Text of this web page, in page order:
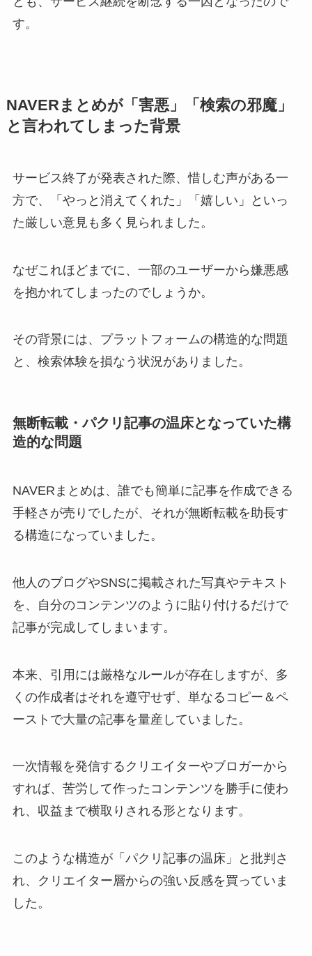
す。
NAVERまとめが「害悪」「検索の邪魔」
と言われてしまった背景
サービス終了が発表された際、惜しむ声がある一
方で、「やっと消えてくれた」「嬉しい」といっ
た厳しい意見も多く見られました。
なぜこれほどまでに、一部のユーザーから嫌悪感
を抱かれてしまったのでしょうか。
その背景には、プラットフォームの構造的な問題
と、検索体験を損なう状況がありました。
無断転載・パクリ記事の温床となっていた構
造的な問題
NAVERまとめは、誰でも簡単に記事を作成できる
手軽さが売りでしたが、それが無断転載を助長す
る構造になっていました。
他人のブログやSNSに掲載された写真やテキスト
を、自分のコンテンツのように貼り付けるだけで
記事が完成してしまいます。
本来、引用には厳格なルールが存在しますが、多
くの作成者はそれを遵守せず、単なるコピー＆ペ
ーストで大量の記事を量産していました。
一次情報を発信するクリエイターやブロガーから
すれば、苦労して作ったコンテンツを勝手に使わ
れ、収益まで横取りされる形となります。
このような構造が「パクリ記事の温床」と批判さ
れ、クリエイター層からの強い反感を買っていま
した。